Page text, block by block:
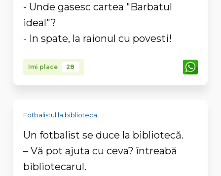
- Unde gasesc cartea "Barbatul
ideal"?
- In spate, la raionul cu povesti!
Imi place 28
Fotbalistul la biblioteca
Un fotbalist se duce la bibliotecă.
– Vă pot ajuta cu ceva? întreabă
bibliotecarul.